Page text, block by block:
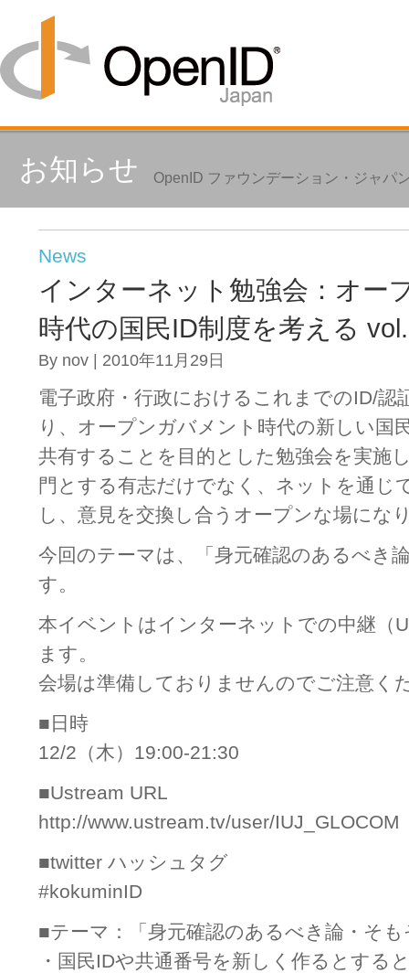
お知らせ OpenID ファウンデーション・ジャパ
News
インターネット勉強会：オー
時代の国民ID制度を考える
By nov | 2010年11月29日
電子政府・行政におけるこれまでのID/認
り、オープンガバメント時代の新しい国
共有することを目的とした勉強会を実施
門とする有志だけでなく、ネットを通じ
し、意見を交換し合うオープンな場にな
今回のテーマは、「身元確認のあるべき
す。
本イベントはインターネットでの中継（
ます。
会場は準備しておりませんのでご注意く
■日時
12/2（木）19:00-21:30
■Ustream URL
http://www.ustream.tv/user/IUJ_GLOCOM
■twitter ハッシュタグ
#kokuminID
■テーマ：「身元確認のあるべき論・そも
・国民IDや共通番号を新しく作るとする